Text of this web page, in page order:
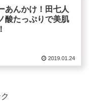
あんかけ！田七人
酸たっぷりで美肌
2019.01.24